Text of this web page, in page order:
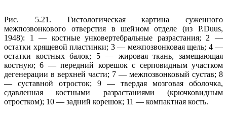
Рис. 5.21. Гистологическая картина суженного
межпозвонкового отверстия в шейном отделе (из P.Duus,
1948): 1 — костные унковертебральные разрастания; 2 —
остатки хрящевой пластинки; 3 — межпозвонковая щель; 4 —
остатки костных балок; 5 — жировая ткань, замещающая
костную; 6 — передний корешок с серповидным участком
дегенерации в верхней части; 7 — межпозвонковый сустав; 8
— суставной отросток; 9 — твердая мозговая оболочка,
сдавленная костными разрастаниями (крючковидным
отростком); 10 — задний корешок; 11 — компактная кость.